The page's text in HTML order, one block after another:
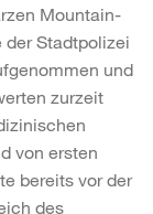
Mountain-
Stadtpolizei
und
zurzeit
von ersten
bereits vor der
des